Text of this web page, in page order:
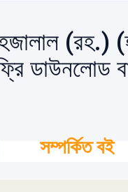
(রহ.)
ডাউনলোড
সম্পর্কিত বই